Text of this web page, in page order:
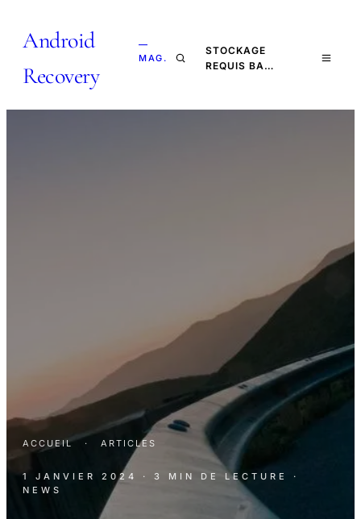
Android
Recovery
—
MAG.
STOCKAGE
REQUIS BA…
ACCUEIL · ARTICLES
1 JANVIER 2024 · 3 MIN DE LECTURE
·
NEWS